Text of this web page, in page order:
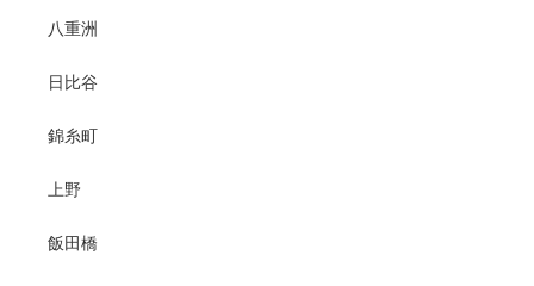
八重洲
日比谷
錦糸町
上野
飯田橋